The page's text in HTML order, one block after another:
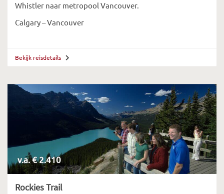
Whistler naar metropool Vancouver.
Calgary – Vancouver
Bekijk reisdetails
v.a. € 2.410
Rockies Trail